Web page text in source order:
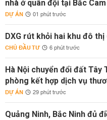
nhà ở quân đội tại Bắc
DỰ ÁN 01 phút trước
DXG rút khỏi hai khu đô
CHỦ ĐẦU TƯ 6 phút trước
Hà Nội chuyển đổi đất
phòng kết hợp dịch vụ
DỰ ÁN 29 phút trước
Quảng Ninh, Bắc Ninh đủ